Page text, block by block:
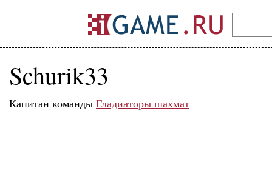
Schurik33
Капитан команды Гладиаторы шахмат